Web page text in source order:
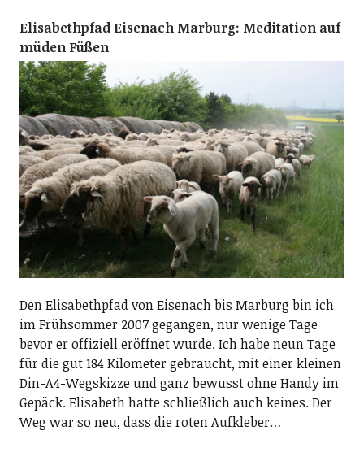
Elisabethpfad Eisenach Marburg: Meditation auf
müden Füßen
Den Elisabethpfad von Eisenach bis Marburg bin ich
im Frühsommer 2007 gegangen, nur wenige Tage
bevor er offiziell eröffnet wurde. Ich habe neun Tage
für die gut 184 Kilometer gebraucht, mit einer kleinen
Din-A4-Wegskizze und ganz bewusst ohne Handy im
Gepäck. Elisabeth hatte schließlich auch keines. Der
Weg war so neu, dass die roten Aufkleber…